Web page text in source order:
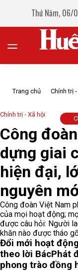
Thứ Năm, 06/
Trang chủ Chính trị
Chính trị - Xã hội
Công
dựng giai
hiện đại,
nguyên
Công đoàn Việt Nam
của mọi hoạt động;
được câu hỏi: Người
khăn nào được tháo
Đổi mới hoạt
theo lời BácPhát
phong trào đồng